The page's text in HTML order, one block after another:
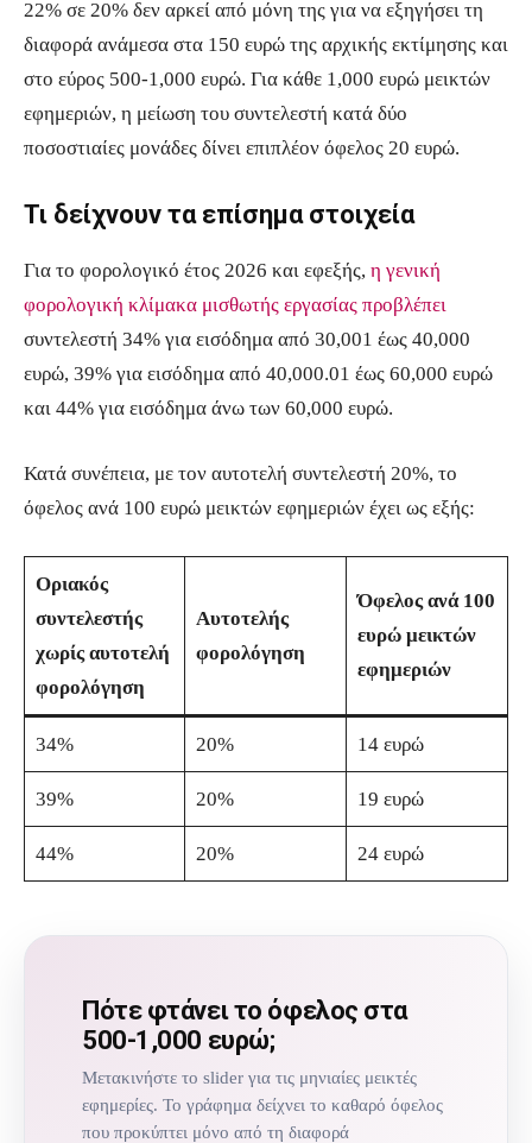
22% σε 20% δεν αρκεί από μόνη της για να εξηγήσει τη
διαφορά ανάμεσα στα 150 ευρώ της αρχικής εκτίμησης και
στο εύρος 500-1,000 ευρώ. Για κάθε 1,000 ευρώ μεικτών
εφημεριών, η μείωση του συντελεστή κατά δύο
ποσοστιαίες μονάδες δίνει επιπλέον όφελος 20 ευρώ.
Τι δείχνουν τα επίσημα στοιχεία
Για το φορολογικό έτος 2026 και εφεξής, η γενική
φορολογική κλίμακα μισθωτής εργασίας προβλέπει
συντελεστή 34% για εισόδημα από 30,001 έως 40,000
ευρώ, 39% για εισόδημα από 40,000.01 έως 60,000 ευρώ
και 44% για εισόδημα άνω των 60,000 ευρώ.
Κατά συνέπεια, με τον αυτοτελή συντελεστή 20%, το
όφελος ανά 100 ευρώ μεικτών εφημεριών έχει ως εξής:
Οριακός
συντελεστής
χωρίς αυτοτελή
φορολόγηση
Αυτοτελής
φορολόγηση
Όφελος ανά 100
ευρώ μεικτών
εφημεριών
34% 20% 14 ευρώ
39% 20% 19 ευρώ
44% 20% 24 ευρώ
Πότε φτάνει το όφελος στα
500-1,000 ευρώ;
Μετακινήστε το slider για τις μηνιαίες μεικτές
εφημερίες. Το γράφημα δείχνει το καθαρό όφελος
που προκύπτει μόνο από τη διαφορά